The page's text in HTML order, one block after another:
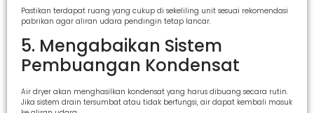
Pastikan terdapat ruang yang cukup di sekeliling unit sesuai rekomendasi
pabrikan agar aliran udara pendingin tetap lancar.
5. Mengabaikan Sistem
Pembuangan Kondensat
Air dryer akan menghasilkan kondensat yang harus dibuang secara rutin.
Jika sistem drain tersumbat atau tidak berfungsi, air dapat kembali masuk